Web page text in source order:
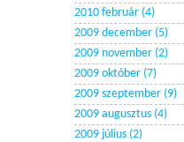
2010 február (4)
2009 december (5)
2009 november (2)
2009 október (7)
2009 szeptember (9)
2009 augusztus (4)
2009 július (2)